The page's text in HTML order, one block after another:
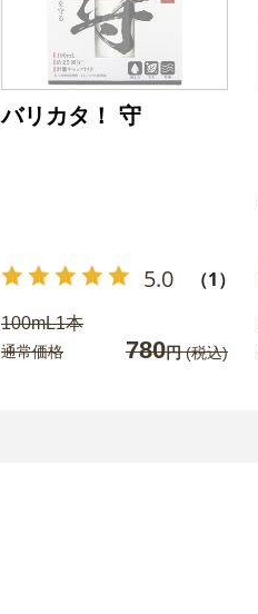
バリカタ！ 守
5.0 （1）
100mL1本
通常価格 780円(税込)